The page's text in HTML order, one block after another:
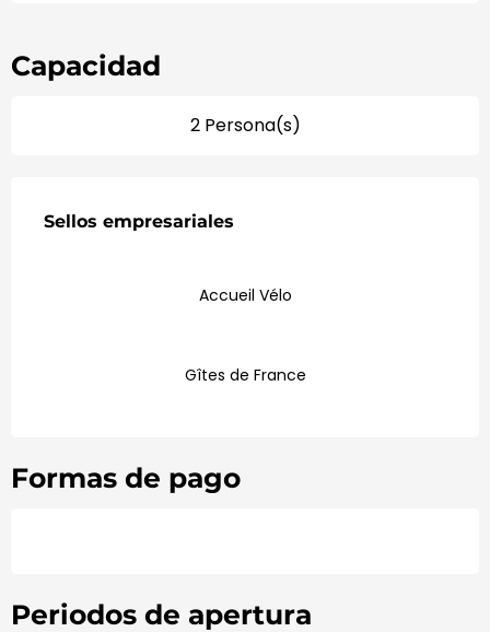
Capacidad
2 Persona(s)
Sellos empresariales
Sellos empresariales
Accueil Vélo
Gîtes de France
Formas de pago
Periodos de apertura